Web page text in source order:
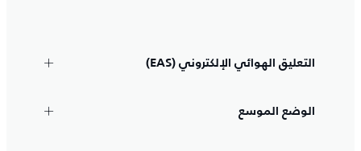
التعليق الهوائي الإلكتروني (EAS)
الوضع الموسع